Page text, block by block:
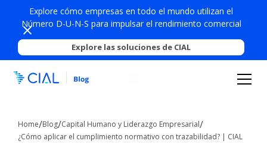
Explore cómo empresas en todo el mundo utilizan el
Número D-U-N-S para impulsar el rendimiento comercial
Explore las soluciones de CIAL
Home/Blog/Capital Humano y Liderazgo Empresarial/
¿Cómo aplicar el cumplimiento normativo con trazabilidad? | CIAL